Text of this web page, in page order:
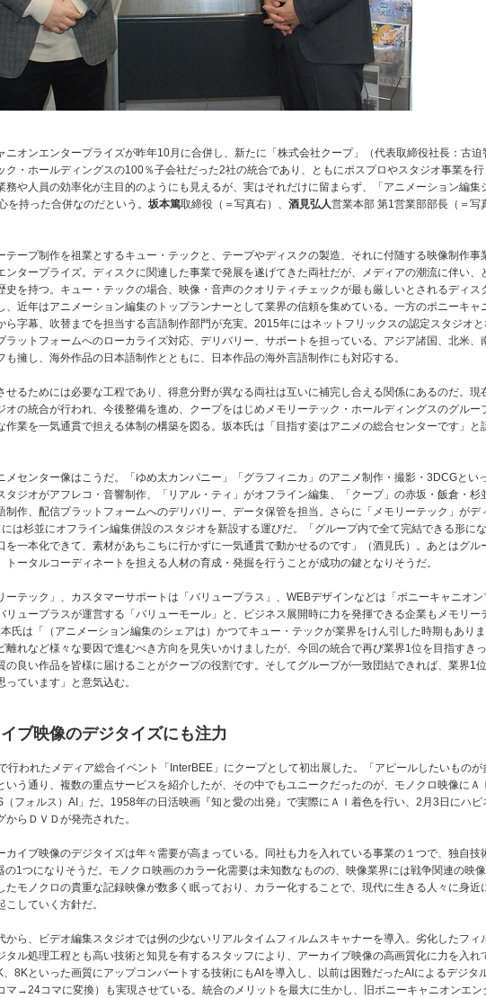
オンエンタープライズが昨年10月に合併し、新たに「株式会社クープ」（代表取締役社長：古迫
ク・ホールディングスの100％子会社だった2社の統合であり、ともにポスプロやスタジオ事業を行
務や人員の効率化が主目的のようにも見えるが、実はそれだけに留まらず、「アニメーション編集
持った合併なのだという。 坂本篤取締役（＝写真右）、 酒見弘人営業本部 第1営業部部長（＝写
ープ制作を祖業とするキュー・テックと、テープやディスクの製造、それに付随する映像制作事
ンタープライズ。ディスクに関連した事業で発展を遂げてきた両社だが、メディアの潮流に伴い、
史を持つ。キュー・テックの場合、映像・音声のクオリティチェックが最も厳しいとされるディス
、近年はアニメーション編集のトップランナーとして業界の信頼を集めている。一方のポニーキャ
ら字幕、吹替までを担当する言語制作部門が充実。2015年にはネットフリックスの認定スタジオと
ラットフォームへのローカライズ対応、デリバリー、サポートを担っている。アジア諸国、北米、
擁し、海外作品の日本語制作とともに、日本作品の海外言語制作にも対応する。
るためには必要な工程であり、得意分野が異なる両社は互いに補完し合える関係にあるのだ。現
オの統合が行われ、今後整備を進め、クープをはじめメモリーテック・ホールディングスのグルー
作業を一気通貫で担える体制の構築を図る。坂本氏は「目指す姿はアニメの総合センターです」と
センター像はこうだ。「ゆめ太カンパニー」「グラフィニカ」のアニメ制作・撮影・3DCGとい
タジオがアフレコ・音響制作、「リアル・ティ」がオフライン編集、「クープ」の赤坂・飯倉・杉
制作、配信プラットフォームへのデリバリー、データ保管を担当。さらに「メモリーテック」がデ
は杉並にオフライン編集併設のスタジオを新設する運びだ。「グループ内で全て完結できる形に
を一本化できて、素材があちこちに行かずに一気通貫で動かせるのです」（酒見氏）。あとはグル
ータルコーディネートを担える人材の育成・発掘を行うことが成功の鍵となりそうだ。
テック」、カスタマーサポートは「バリュープラス」、WEBデザインなどは「ポニーキャニオン
リュープラスが運営する「バリューモール」と、ビジネス展開時に力を発揮できる企業もメモリー
氏は「（アニメーション編集のシェアは）かつてキュー・テックが業界をけん引した時期もありま
離れなど様々な要因で進むべき方向を見失いかけましたが、今回の統合で再び業界1位を目指すき
の良い作品を皆様に届けることがクープの役割です。そしてグループが一致団結できれば、業界1
ています」と意気込む。
ブ映像のデジタイズにも注力
われたメディア総合イベント「InterBEE」にクープとして初出展した。「アピールしたいものが
いう通り、複数の重点サービスを紹介したが、その中でもユニークだったのが、モノクロ映像にＡ
フォルス）AI」だ。1958年の日活映画『知と愛の出発』で実際にＡＩ着色を行い、2月3日にハピ
らＤＶＤが発売された。
イブ映像のデジタイズは年々需要が高まっている。同社も力を入れている事業の１つで、独自技
の1つになりそうだ。モノクロ映画のカラー化需要は未知数なものの、映像業界には戦争関連の映
たモノクロの貴重な記録映像が数多く眠っており、カラー化することで、現代に生きる人々に身近
していく方針だ。
ら、ビデオ編集スタジオでは例の少ないリアルタイムフィルムスキャナーを導入。劣化したフィ
タル処理工程とも高い技術と知見を有するスタッフにより、アーカイブ映像の高画質化に力を入れ
8Kといった画質にアップコンバートする技術にもAIを導入し、以前は困難だったAIによるデジタ
マ→24コマに変換）も実現させている。統合のメリットを最大に生かし、旧ポニーキャニオンエン